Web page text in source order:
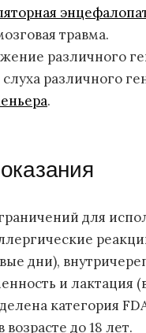
травма.
различного
различного
.
для
дни),
и лактация
категория
возрасте до 18 лет.